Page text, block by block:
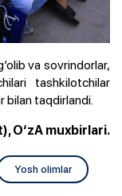
va sovrindorlar,
tashkilotchilar
bilan taqdirlandi.
O‘zA muxbirlari.
Yosh olimlar